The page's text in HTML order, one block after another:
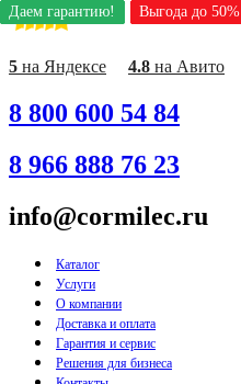
Перейти
к
содержимому
5 на Яндексе 4.8 на Авито
8 800 600 54 84
8 966 888 76 23
info@cormilec.ru
Каталог
Услуги
О компании
Доставка и оплата
Гарантия и сервис
Решения для бизнеса
Даем гарантию! Выгода до 50%
Даем гарантию! Выгода до 50%
Даем гарантию! Выгода до 50%
Даем гарантию! Выгода до 50%
Даем гарантию! Выгода до 50%
Даем гарантию! Выгода до 50%
Даем гарантию! Выгода до 50%
Даем гарантию! Выгода до 50%
Даем гарантию! Выгода до 50%